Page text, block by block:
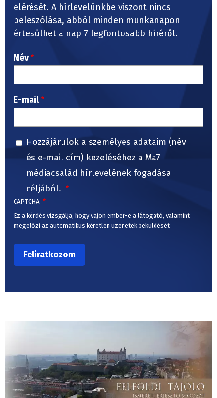
elérését. A hírlevelünkbe viszont nincs
beleszólása, abból minden munkanapon
értesülhet a nap 7 legfontosabb híréről.
Név
E-mail
Hozzájárulok a személyes adataim (név
és e-mail cím) kezeléséhez a Ma7
médiacsalád hírlevelének fogadása
céljából.
CAPTCHA
Ez a kérdés vizsgálja, hogy vajon ember-e a látogató, valamint
megelőzi az automatikus kéretlen üzenetek beküldését.